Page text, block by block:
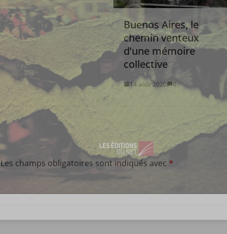
Buenos Aires, le
chemin venteux
d’une mémoire
collective
14 août 2020 0
Les champs obligatoires sont indiqués avec *